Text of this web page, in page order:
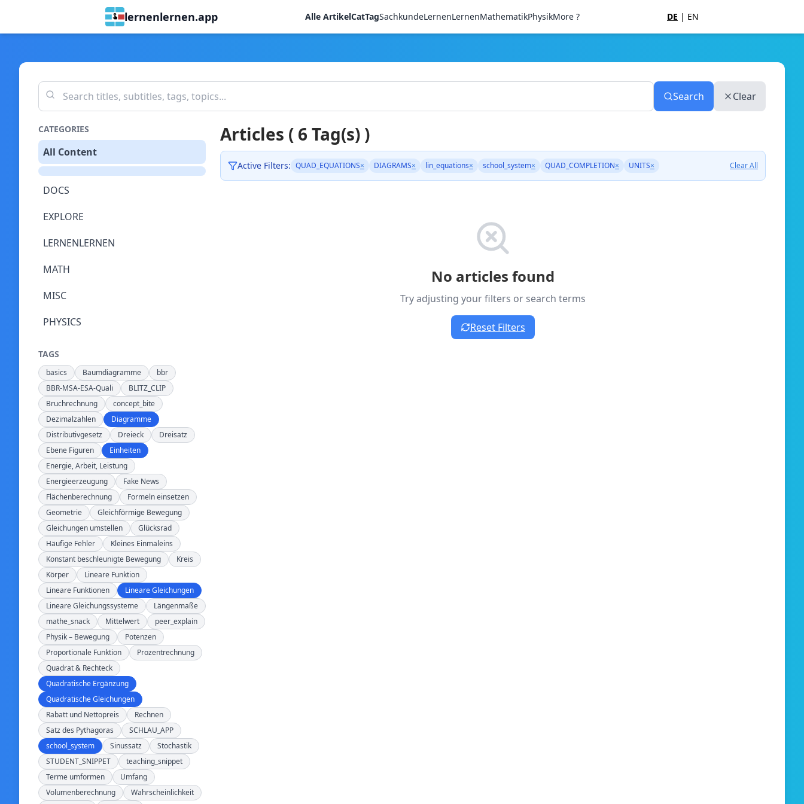
lernenlernen.app Alle ArtikelCatTagSachkundeLernenLernenMathematikPhysikMore ? DE | EN
Search Clear
CATEGORIES
All Content
DOCS
EXPLORE
LERNENLERNEN
MATH
MISC
PHYSICS
TAGS
basics Baumdiagramme
bbr
BBR-MSA-ESA-Quali
BLITZ_CLIP
Bruchrechnung
concept_bite
Dezimalzahlen
Diagramme
Distributivgesetz
Dreieck
Dreisatz
Ebene Figuren
Einheiten
Energie, Arbeit, Leistung
Energieerzeugung
Fake News
Flächenberechnung
Formeln einsetzen
Geometrie
Gleichförmige Bewegung
Gleichungen umstellen
Glücksrad
Häufige Fehler
Kleines Einmaleins
Konstant beschleunigte Bewegung
Kreis
Körper
Lineare Funktion
Lineare Funktionen
Lineare Gleichungen
Lineare Gleichungssysteme
Längenmaße
mathe_snack
Mittelwert
peer_explain
Physik – Bewegung
Potenzen
Proportionale Funktion
Prozentrechnung
Quadrat & Rechteck
Quadratische Ergänzung
Quadratische Gleichungen
Rabatt und Nettopreis
Rechnen
Satz des Pythagoras
SCHLAU_APP
school_system
Sinussatz
Stochastik
STUDENT_SNIPPET
teaching_snippet
Terme umformen
Umfang
Volumenberechnung
Wahrscheinlichkeit
Articles ( 6 Tag(s) )
Active Filters: QUAD_EQUATIONS× DIAGRAMS× lin_equations× school_system× QUAD_COMPLETION× UNITS× Clear All
No articles found
Try adjusting your filters or search terms
Reset Filters